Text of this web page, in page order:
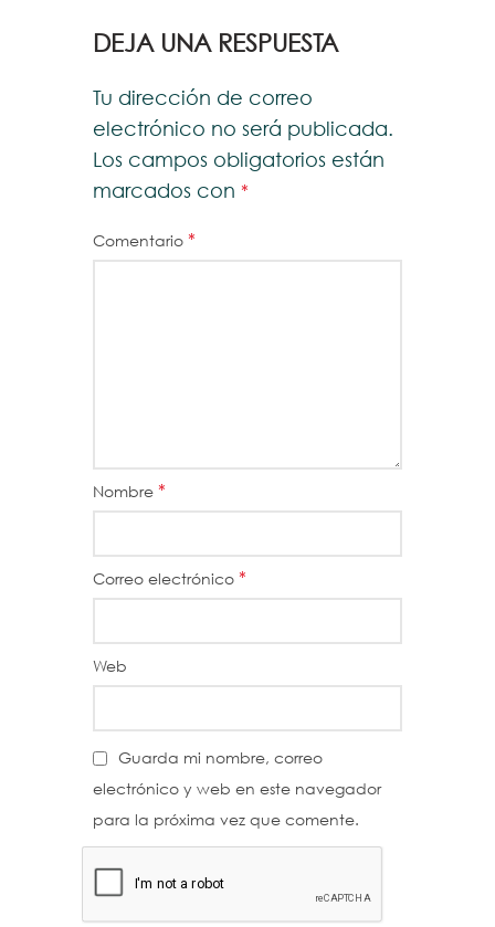
DEJA UNA RESPUESTA
Tu dirección de correo
electrónico no será publicada.
Los campos obligatorios están
marcados con *
Comentario *
Nombre *
Correo electrónico *
Web
Guarda mi nombre, correo
electrónico y web en este navegador
para la próxima vez que comente.